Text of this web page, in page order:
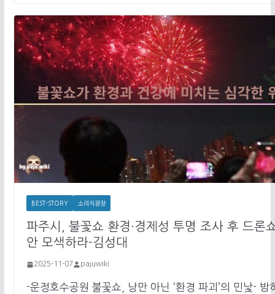
BEST-STORY 소리치광장
파주시, 불꽃쇼 환경·경제성 투명 조사 후 드론
안 모색하라-김성대
2025-11-07 pajuwiki
-운정호수공원 불꽃쇼, 낭만 아닌 ‘환경 파괴’의 민낯- 밤